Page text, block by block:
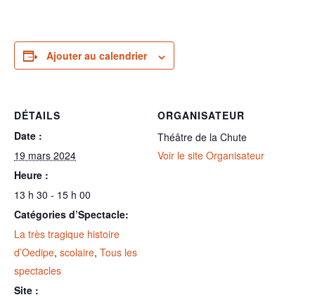
Ajouter au calendrier
DÉTAILS
Date :
19 mars 2024
Heure :
13 h 30 - 15 h 00
Catégories d’Spectacle:
La très tragique histoire
d’Oedipe, scolaire, Tous les
spectacles
Site :
ORGANISATEUR
Théâtre de la Chute
Voir le site Organisateur